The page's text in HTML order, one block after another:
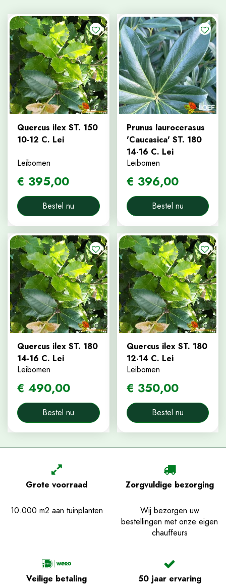
Quercus ilex ST. 150
10-12 C. Lei
Leibomen
€ 395,00
Bestel nu
Prunus laurocerasus
'Caucasica' ST. 180
14-16 C. Lei
Leibomen
€ 396,00
Bestel nu
Quercus ilex ST. 180
14-16 C. Lei
Leibomen
€ 490,00
Bestel nu
Quercus ilex ST. 180
12-14 C. Lei
Leibomen
€ 350,00
Bestel nu
Grote voorraad
10.000 m2 aan tuinplanten
Zorgvuldige bezorging
Wij bezorgen uw
bestellingen met onze eigen
chauffeurs
Veilige betaling 50 jaar ervaring